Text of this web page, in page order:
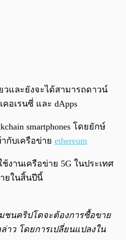
วและยังจะได้สามารถดาวน์
อเรนซี่ และ dApps
smartphones โดยยักษ์
กับเครือข่าย ethereum
งานเครือข่าย 5G ในประเทศ
ยในสิ้นปีนี้
ชนคริปโตจะต้องการซื้อขาย
าว โดยการเปลี่ยนแปลงใน